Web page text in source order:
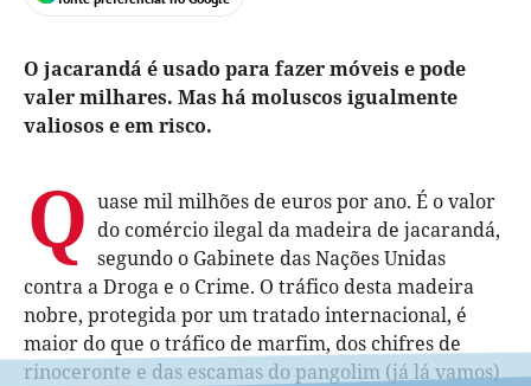
O jacarandá é usado para fazer móveis e pode
valer milhares. Mas há moluscos igualmente
valiosos e em risco.
Q uase mil milhões de euros por ano. É o valor
do comércio ilegal da madeira de jacarandá,
segundo o Gabinete das Nações Unidas
contra a Droga e o Crime. O tráfico desta madeira
nobre, protegida por um tratado internacional, é
maior do que o tráfico de marfim, dos chifres de
rinoceronte e das escamas do pangolim (já lá vamos)